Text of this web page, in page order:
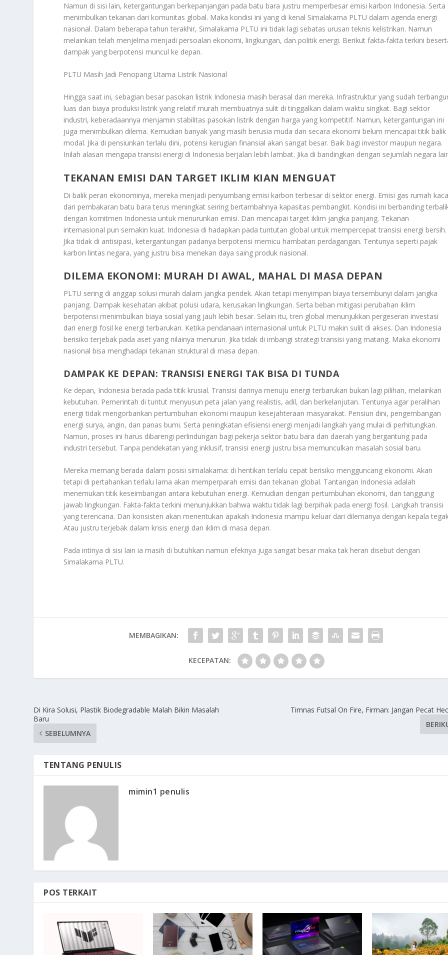
Namun di sisi lain, ketergantungan berkepanjangan pada batu bara justru memperbesar emisi karbon Indonesia. Serta
menimbulkan tekanan dari komunitas global. Maka kondisi ini yang di kenal Simalakama PLTU dalam agenda energi
nasional. Dalam beberapa tahun terakhir, Simalakama PLTU ini tidak lagi sebatas urusan teknis kelistrikan. Namun
melainkan telah menjelma menjadi persoalan ekonomi, lingkungan, dan politik energi. Berikut fakta-fakta terkini
dampak yang berpotensi muncul ke depan.
PLTU Masih Jadi Penopang Utama Listrik Nasional
Hingga saat ini, sebagian besar pasokan listrik Indonesia masih berasal dari mereka. Infrastruktur yang sudah
luas dan biaya produksi listrik yang relatif murah membuatnya sulit di tinggalkan dalam waktu singkat. Bagi sektor
industri, keberadaannya menjamin stabilitas pasokan listrik dengan harga yang kompetitif. Namun, ketergantungan ini
juga menimbulkan dilema. Kemudian banyak yang masih berusia muda dan secara ekonomi belum mencapai titik balik
modal. Jika di pensiunkan terlalu dini, potensi kerugian finansial akan sangat besar. Baik bagi investor maupun negara.
Inilah alasan mengapa transisi energi di Indonesia berjalan lebih lambat. Jika di bandingkan dengan sejumlah negara
TEKANAN EMISI DAN TARGET IKLIM KIAN MENGUAT
Di balik peran ekonominya, mereka menjadi penyumbang emisi karbon terbesar di sektor energi. Emisi gas rumah kaca
dari pembakaran batu bara terus meningkat seiring bertambahnya kapasitas pembangkit. Kondisi ini berbanding
dengan komitmen Indonesia untuk menurunkan emisi. Dan mencapai target iklim jangka panjang. Tekanan
internasional pun semakin kuat. Indonesia di hadapkan pada tuntutan global untuk mempercepat transisi energi bersih.
Jika tidak di antisipasi, ketergantungan padanya berpotensi memicu hambatan perdagangan. Tentunya seperti pajak
karbon lintas negara, yang justru bisa menekan daya saing produk nasional.
DILEMA EKONOMI: MURAH DI AWAL, MAHAL DI MASA DEPAN
PLTU sering di anggap solusi murah dalam jangka pendek. Akan tetapi menyimpan biaya tersembunyi dalam jangka
panjang. Dampak kesehatan akibat polusi udara, kerusakan lingkungan. Serta beban mitigasi perubahan iklim
berpotensi menimbulkan biaya sosial yang jauh lebih besar. Selain itu, tren global menunjukkan pergeseran investasi
dari energi fosil ke energi terbarukan. Ketika pendanaan internasional untuk PLTU makin sulit di akses. Dan Indonesia
berisiko terjebak pada aset yang nilainya menurun. Jika tidak di imbangi strategi transisi yang matang. Maka ekonomi
nasional bisa menghadapi tekanan struktural di masa depan.
DAMPAK KE DEPAN: TRANSISI ENERGI TAK BISA DI TUNDA
Ke depan, Indonesia berada pada titik krusial. Transisi darinya menuju energi terbarukan bukan lagi pilihan, melainkan
kebutuhan. Pemerintah di tuntut menyusun peta jalan yang realistis, adil, dan berkelanjutan. Tentunya agar peralihan
energi tidak mengorbankan pertumbuhan ekonomi maupun kesejahteraan masyarakat. Pensiun dini, pengembangan
energi surya, angin, dan panas bumi. Serta peningkatan efisiensi energi menjadi langkah yang mulai di perhitungkan.
Namun, proses ini harus dibarengi perlindungan bagi pekerja sektor batu bara dan daerah yang bergantung pada
industri tersebut. Tanpa pendekatan yang inklusif, transisi energi justru bisa memunculkan masalah sosial baru.
Mereka memang berada dalam posisi simalakama: di hentikan terlalu cepat berisiko mengguncang ekonomi. Akan
tetapi di pertahankan terlalu lama akan memperparah emisi dan tekanan global. Tantangan Indonesia adalah
menemukan titik keseimbangan antara kebutuhan energi. Kemudian dengan pertumbuhan ekonomi, dan tanggung
jawab lingkungan. Fakta-fakta terkini menunjukkan bahwa waktu tidak lagi berpihak pada energi fosil. Langkah transisi
yang terencana. Dan konsisten akan menentukan apakah Indonesia mampu keluar dari dilemanya dengan kepala
Atau justru terjebak dalam krisis energi dan iklim di masa depan.
Pada intinya di sisi lain ia masih di butuhkan namun efeknya juga sangat besar maka tak heran disebut dengan
Simalakama PLTU.
MEMBAGIKAN:
KECEPATAN:
Di Kira Solusi, Plastik Biodegradable Malah Bikin Masalah
Baru
SEBELUMNYA
Timnas Futsal On Fire, Firman: Jangan Pecat
TENTANG PENULIS
mimin1 penulis
POS TERKAIT